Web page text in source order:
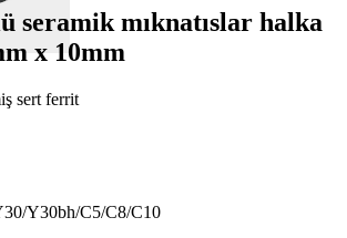
seramik mıknatıslar halka
x 10mm
sert ferrit
Y30bh/C5/C8/C10